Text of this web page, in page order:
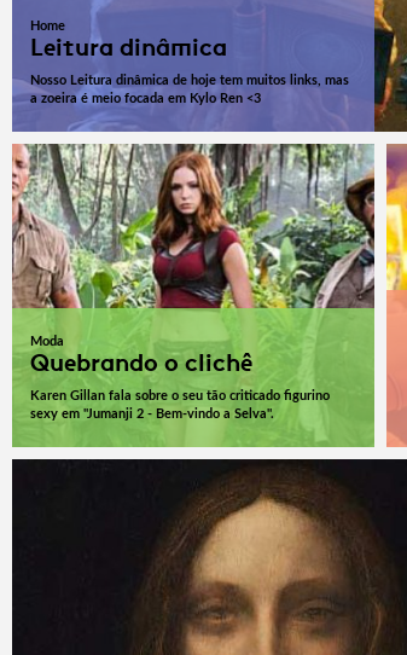
Home
Leitura dinâmica
Nosso Leitura dinâmica de hoje tem muitos links, mas
a zoeira é meio focada em Kylo Ren <3
Moda
Quebrando o clichê
Karen Gillan fala sobre o seu tão criticado figurino
sexy em "Jumanji 2 - Bem-vindo a Selva".